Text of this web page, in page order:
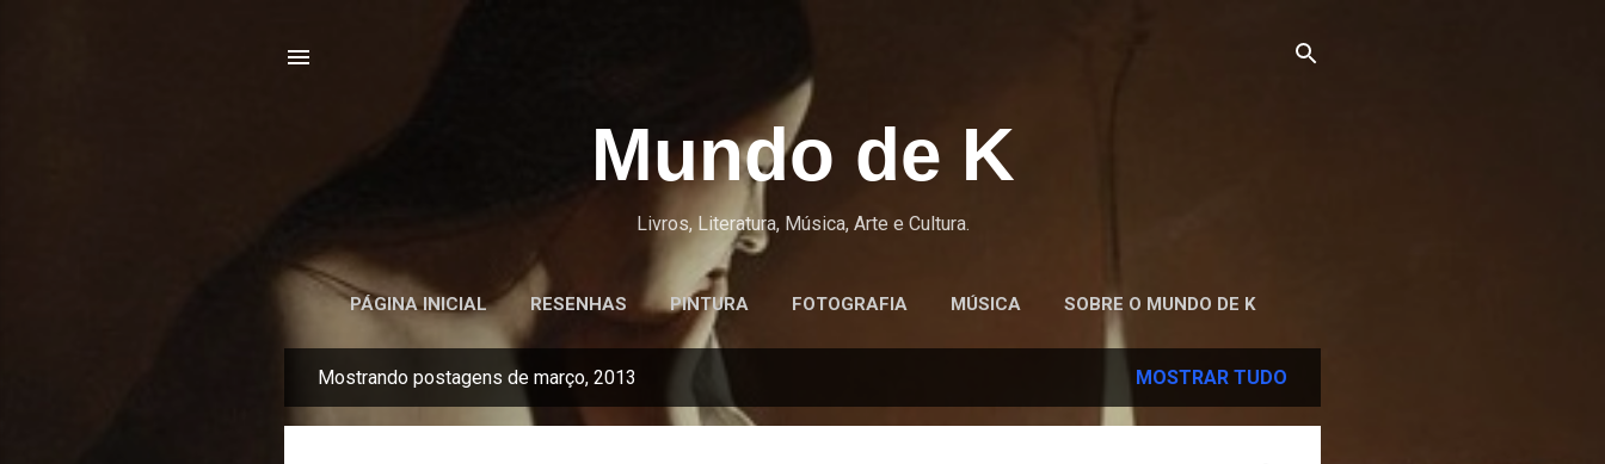
Mundo de K
Livros, Literatura, Música, Arte e Cultura.
PÁGINA INICIAL RESENHAS PINTURA FOTOGRAFIA MÚSICA SOBRE O MUNDO DE K
o
Mostrando postagens de março, 2013 MOSTRAR TUDO